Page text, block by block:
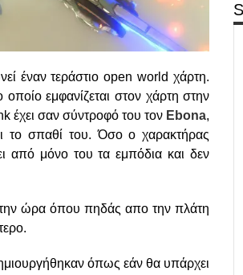
έναν τεράστιο open world χάρτη.
εμφανίζεται στον χάρτη στην
έχει σαν σύντροφό του τον Ebona,
το σπαθί του. Όσο ο χαρακτήρας
από μόνο του τα εμπόδια και δεν
την ώρα όπου πηδάς απο την πλάτη
όπως εάν θα υπάρχει